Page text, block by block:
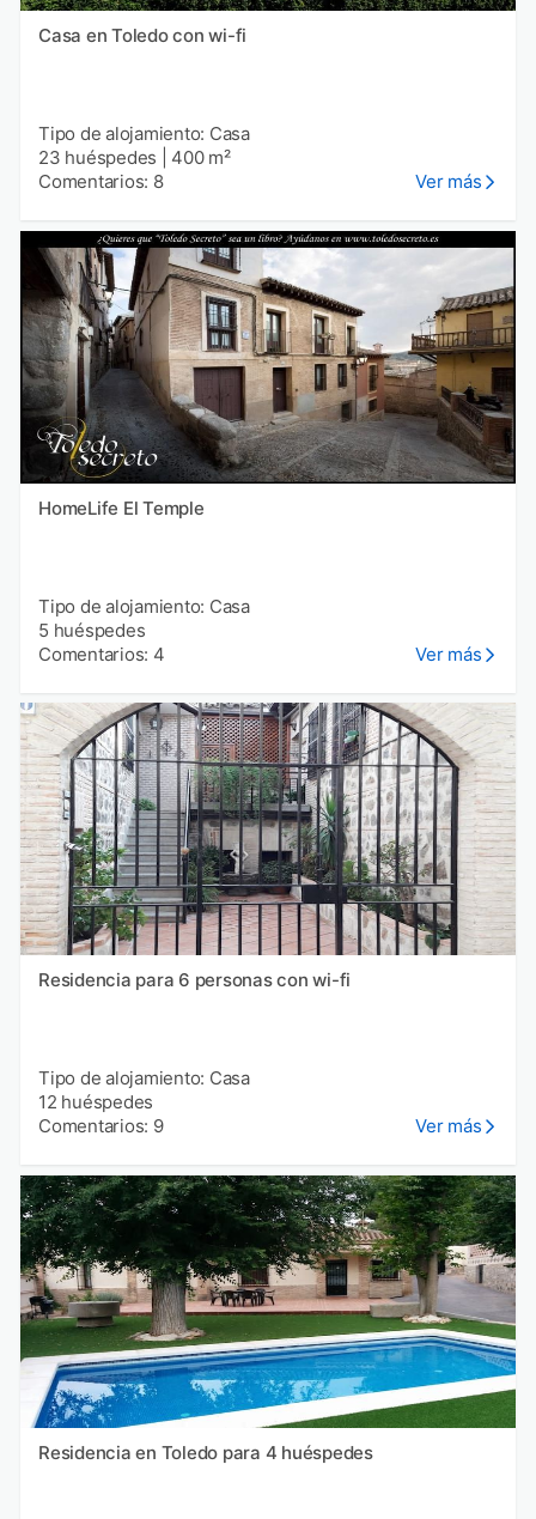
Casa en Toledo con wi-fi
Tipo de alojamiento: Casa
23 huéspedes
400 m²
Comentarios: 8
Ver más
HomeLife El Temple
Tipo de alojamiento: Casa
5 huéspedes
Comentarios: 4
Ver más
Residencia para 6 personas con wi-fi
Tipo de alojamiento: Casa
12 huéspedes
Comentarios: 9
Ver más
Residencia en Toledo para 4 huéspedes